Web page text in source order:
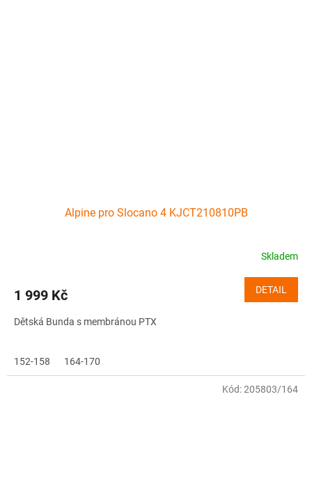
Alpine pro Slocano 4 KJCT210810PB
Skladem
1 999 Kč DETAIL
Dětská Bunda s membránou PTX
152-158 164-170
Kód:205803/164